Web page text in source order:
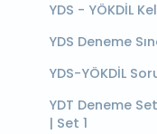
YDS - YÖKDİL
YDS Deneme
YDS-YÖKDİL
YDT Deneme
| Set 1